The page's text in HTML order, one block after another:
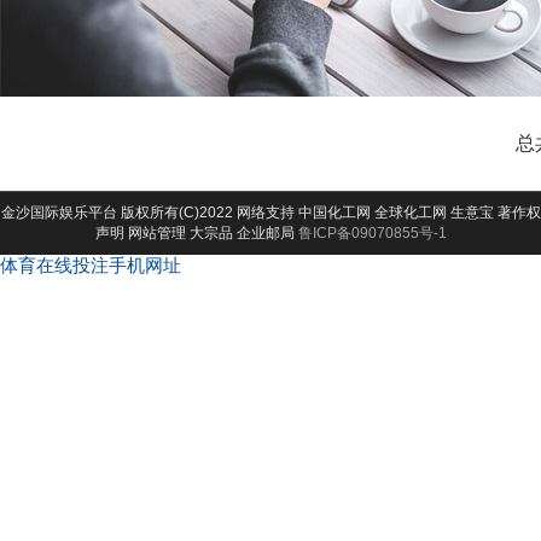
总
金沙国际娱乐平台 版权所有(C)2022 网络支持 中国化工网 全球化工网 生意宝 著作权
声明 网站管理 大宗品 企业邮局 鲁ICP备09070855号-1
体育在线投注手机网址